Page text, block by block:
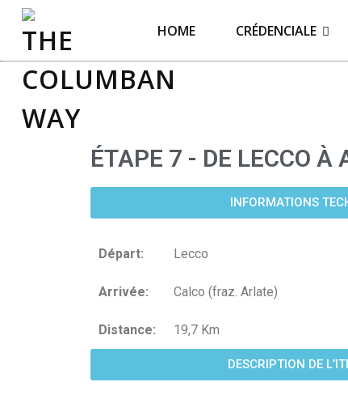
THE COLUMBAN WAY
HOME CRÉDENCIALE
ÉTAPE 7 - DE LECCO À
INFORMATIONS
Départ: Lecco
Arrivée: Calco (fraz. Arlate)
Distance: 19,7 Km
DESCRIPTION DE